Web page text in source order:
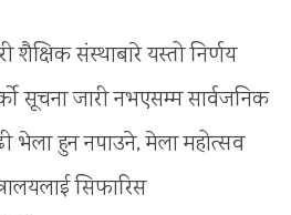
शैक्षिक संस्थाबारे यस्तो निर्णय
सूचना जारी नभएसम्म सार्वजनिक
भेला हुन नपाउने, मेला महोत्सव
सिफारिस